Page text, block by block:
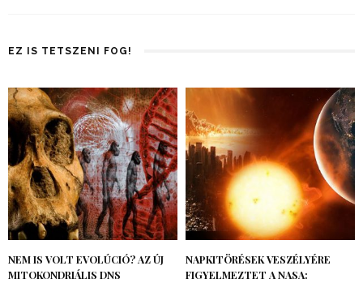
EZ IS TETSZENI FOG!
NEM IS VOLT EVOLÚCIÓ? AZ ÚJ
MITOKONDRIÁLIS DNS
NAPKITÖRÉSEK VESZÉLYÉRE
FIGYELMEZTET A NASA: